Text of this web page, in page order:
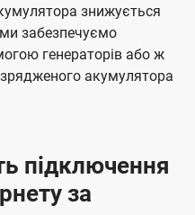
знижується
забезпечуємо
генераторів або ж
акумулятора
підключення
за